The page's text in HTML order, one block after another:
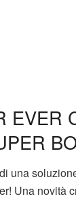
EVER
una
Una novità